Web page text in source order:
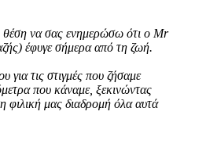
θέση να σας ενημερώσω ότι ο Mr
έφυγε σήμερα από τη ζωή.
για τις στιγμές που ζήσαμε
που κάναμε, ξεκινώντας
φιλική μας διαδρομή όλα αυτά